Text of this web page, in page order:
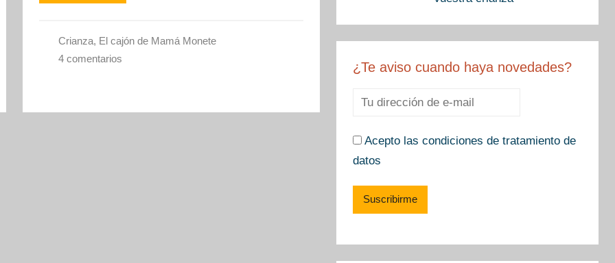
e
Crianza, El cajón de Mamá Monete
4 comentarios
¿Te aviso cuando haya novedades?
Acepto las condiciones de tratamiento de
datos